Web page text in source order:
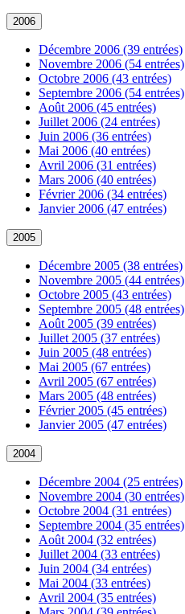
2006
Décembre 2006 (39 entrées)
Novembre 2006 (54 entrées)
Octobre 2006 (43 entrées)
Septembre 2006 (54 entrées)
Août 2006 (45 entrées)
Juillet 2006 (24 entrées)
Juin 2006 (36 entrées)
Mai 2006 (40 entrées)
Avril 2006 (31 entrées)
Mars 2006 (40 entrées)
Février 2006 (34 entrées)
Janvier 2006 (47 entrées)
2005
Décembre 2005 (38 entrées)
Novembre 2005 (44 entrées)
Octobre 2005 (43 entrées)
Septembre 2005 (48 entrées)
Août 2005 (39 entrées)
Juillet 2005 (37 entrées)
Juin 2005 (48 entrées)
Mai 2005 (67 entrées)
Avril 2005 (67 entrées)
Mars 2005 (48 entrées)
Février 2005 (45 entrées)
Janvier 2005 (47 entrées)
2004
Décembre 2004 (25 entrées)
Novembre 2004 (30 entrées)
Octobre 2004 (31 entrées)
Septembre 2004 (35 entrées)
Août 2004 (32 entrées)
Juillet 2004 (33 entrées)
Juin 2004 (34 entrées)
Mai 2004 (33 entrées)
Avril 2004 (35 entrées)